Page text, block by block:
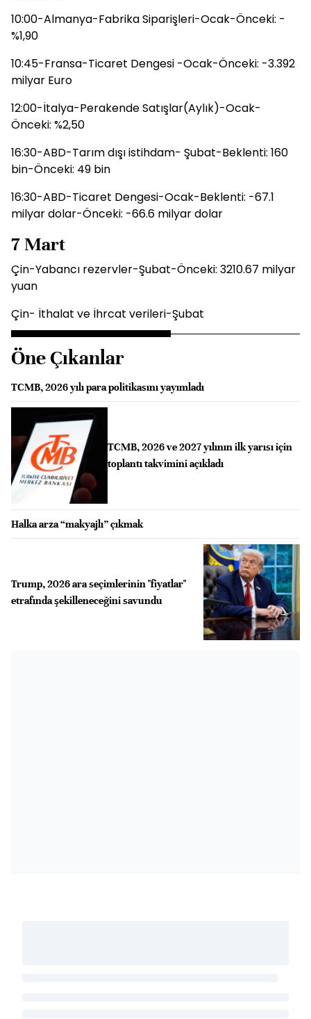
10:00-Almanya-Fabrika Siparişleri-Ocak-Önceki: -
%1,90
10:45-Fransa-Ticaret Dengesi -Ocak-Önceki: -3.392
milyar Euro
12:00-İtalya-Perakende Satışlar(Aylık)-Ocak-
Önceki: %2,50
16:30-ABD-Tarım dışı istihdam- Şubat-Beklenti: 160
bin-Önceki: 49 bin
16:30-ABD-Ticaret Dengesi-Ocak-Beklenti: -67.1
milyar dolar-Önceki: -66.6 milyar dolar
7 Mart
Çin-Yabancı rezervler-Şubat-Önceki: 3210.67 milyar
yuan
Çin- İthalat ve İhrcat verileri-Şubat
Öne Çıkanlar
TCMB, 2026 yılı para politikasını yayımladı
TCMB, 2026 ve 2027 yılının ilk yarısı için
toplantı takvimini açıkladı
Halka arza “makyajlı” çıkmak
Trump, 2026 ara seçimlerinin "fiyatlar"
etrafında şekilleneceğini savundu